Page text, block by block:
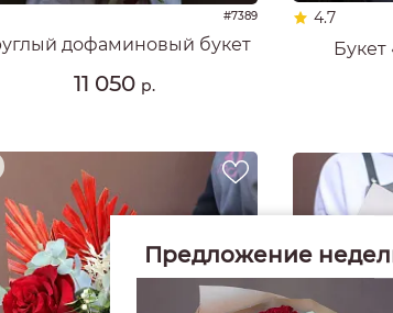
#7389
дофаминовый букет
11 050 р.
4.7
Предложение